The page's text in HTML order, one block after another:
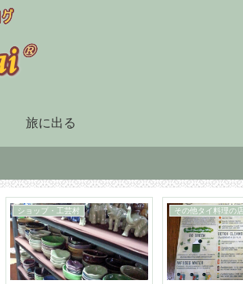
旅に出る
90日レポート タイ暮らしのビザ